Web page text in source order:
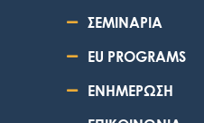
ΣΕΜΙΝΑΡΙΑ
EU PROGRAMS
ΕΝΗΜΕΡΩΣΗ